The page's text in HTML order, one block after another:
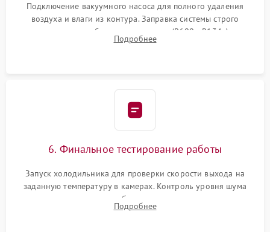
Подключение вакуумного насоса для полного удаления
воздуха и влаги из контура. Заправка системы строго
дозированным объемом хладагента (R600a, R134a) по
электронным весам. Контроль рабочего давления в системе.
Подробнее
6. Финальное тестирование работы
Запуск холодильника для проверки скорости выхода на
заданную температуру в камерах. Контроль уровня шума
компрессора, отсутствия обмерзания стенок и корректного
срабатывания системы автоматической оттайки.
Подробнее